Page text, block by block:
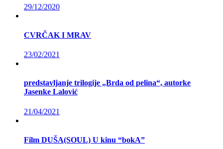
29/12/2020
CVRČAK I MRAV
23/02/2021
predstavljanje trilogije „Brda od pelina“, autorke
Jasenke Lalović
21/04/2021
Film DUŠA(SOUL) U kinu “bokA”